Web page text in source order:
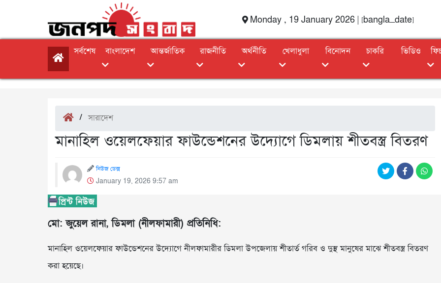
Monday , 19 January 2026 | [bangla_date]
সর্বশেষ বাংলাদেশ আন্তর্জাতিক রাজনীতি অর্থনীতি খেলাধুলা বিনোদন চাকরি ভিডিও
/সারাদেশ
মানাহিল ওয়েলফেয়ার ফাউন্ডেশনের উদ্যোগে ডিমলায় শীতবস্ত্র বিতরণ
নিউজ ডেক্স
January 19, 2026 9:57 am
মো: জুয়েল রানা, ডিমলা (নীলফামারী) প্রতিনিধি:
মানাহিল ওয়েলফেয়ার ফাউন্ডেশনের উদ্যোগে নীলফামারীর ডিমলা উপজেলায় শীতার্ত গরিব ও দুস্থ মানুষের মাঝে শীতবস্ত্র বিতরণ
করা হয়েছে।